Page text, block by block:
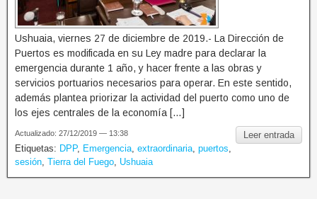
Ushuaia, viernes 27 de diciembre de 2019.- La Dirección de
Puertos es modificada en su Ley madre para declarar la
emergencia durante 1 año, y hacer frente a las obras y
servicios portuarios necesarios para operar. En este sentido,
además plantea priorizar la actividad del puerto como uno de
los ejes centrales de la economía […]
Leer entrada
Actualizado: 27/12/2019 — 13:38
Etiquetas: DPP, Emergencia extraordinaria puertos
sesión Tierra del Fuego Ushuaia